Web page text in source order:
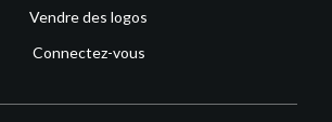
Vendre des logos
Connectez-vous